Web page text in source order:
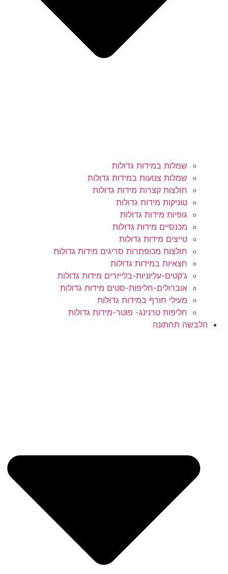
שמלות במידות גדולות
שמלות צנועות במידות גדולות
חולצות קצרות מידות גדולות
טוניקות מידות גדולות
גופיות מידות גדולות
מכנסיים מידות גדולות
טייצים מידות גדולות
חולצות מכופתרות סריגים מידות גדולות
חצאיות במידות גדולות
ג’קטים-עליוניות-בלייזרים מידות גדולות
אוברולים-חליפות-סטים מידות גדולות
מעילי חורף במידות גדולות
חליפות טרנינג- פוטר-מידות גדולות
הלבשה תחתונה